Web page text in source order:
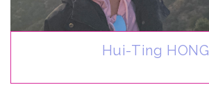
Hui-Ting HONG